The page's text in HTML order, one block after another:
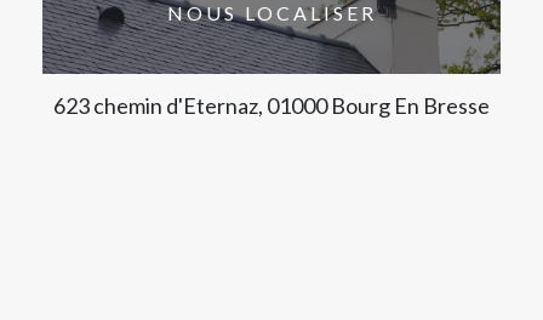
NOUS LOCALISER
623 chemin d'Eternaz, 01000 Bourg En Bresse